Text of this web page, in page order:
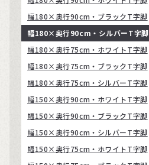
幅180×奥行90cm・ブラックT字脚
幅180×奥行90cm・シルバーT字脚
幅180×奥行75cm・ホワイトT字脚
幅180×奥行75cm・ブラックT字脚
幅180×奥行75cm・シルバーT字脚
幅150×奥行90cm・ホワイトT字脚
幅150×奥行90cm・ブラックT字脚
幅150×奥行90cm・シルバーT字脚
幅150×奥行75cm・ホワイトT字脚